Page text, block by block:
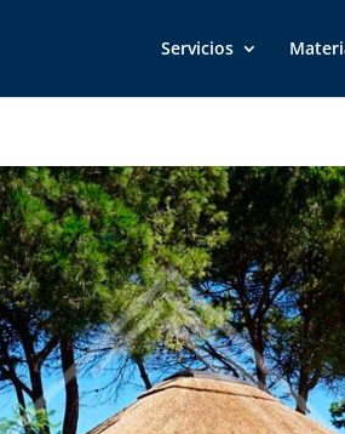
Servicios